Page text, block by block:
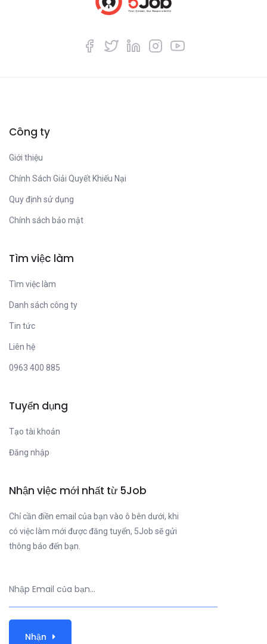
Công ty
Giới thiệu
Chính Sách Giải Quyết Khiếu Nại
Quy định sử dụng
Chính sách bảo mật
Tìm việc làm
Tìm việc làm
Danh sách công ty
Tin tức
Liên hệ
0963 400 885
Tuyển dụng
Tạo tài khoản
Đăng nhập
Nhận việc mới nhất từ 5Job
Chỉ cần điền email của bạn vào ô bên dưới, khi
có việc làm mới được đăng tuyển, 5Job sẽ gửi
thông báo đến bạn.
Nhận